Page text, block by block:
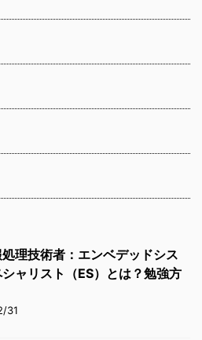
理技術者：エンベデッドシス
ャリスト（ES）とは？勉強方
31